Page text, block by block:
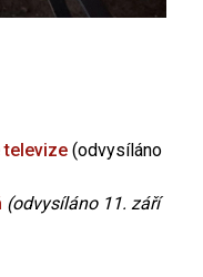
televize (odvysíláno
(odvysíláno 11. září